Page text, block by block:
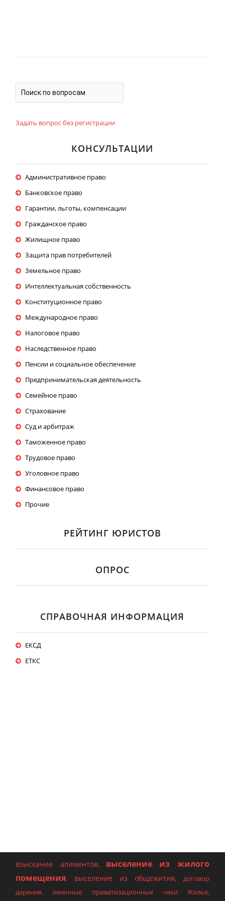
Задать вопрос без регистрации
КОНСУЛЬТАЦИИ
Административное право
Банковское право
Гарантии, льготы, компенсации
Гражданское право
Жилищное право
Защита прав потребителей
Земельное право
Интеллектуальная собственность
Конституционное право
Международное право
Налоговое право
Наследственное право
Пенсии и социальное обеспечение
Предпринимательская деятельность
Семейное право
Страхование
Суд и арбитраж
Таможенное право
Трудовое право
Уголовное право
Финансовое право
Прочие
РЕЙТИНГ ЮРИСТОВ
ОПРОС
СПРАВОЧНАЯ ИНФОРМАЦИЯ
ЕКСД
ЕТКС
взыскание алиментов, выселение из жилого
помещения, выселение из общежития, договор
дарения, именные приватизационные чеки Жилье,